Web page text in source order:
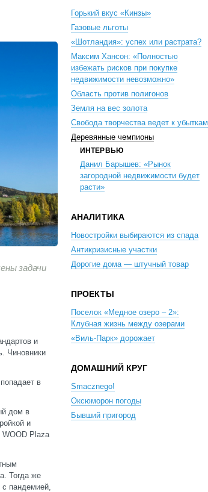
задачи
и
Чиновники
в
дом в
и
WOOD Plaza
Тогда же
с пандемией,
Горький вкус «Кинзы»
Газовые льготы
«Шотландия»: успех или растрата?
Максим Хансон: «Полностью
избежать рисков при покупке
недвижимости невозможно»
Область против полигонов
Земля на вес золота
Свобода творчества ведет к убыткам
Деревянные чемпионы
ИНТЕРВЬЮ
Данил Барышев: «Рынок
загородной недвижимости будет
расти»
АНАЛИТИКА
Новостройки выбираются из спада
Антикризисные участки
Дорогие дома — штучный товар
ПРОЕКТЫ
Поселок «Медное озеро – 2»:
Клубная жизнь между озерами
«Виль-Парк» дорожает
ДОМАШНИЙ КРУГ
Smacznego!
Оксюморон погоды
Бывший пригород